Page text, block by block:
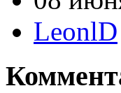
LeonlD